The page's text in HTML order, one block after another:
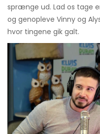
sprænge ud. Lad os tage
og genopleve Vinny og
hvor tingene gik galt.